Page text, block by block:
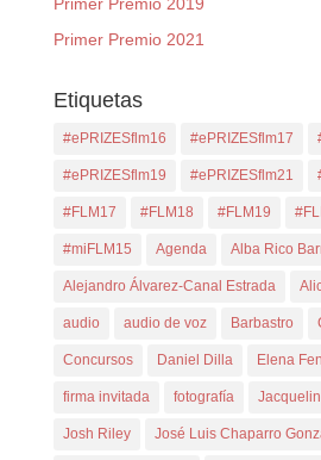
Primer Premio 2021
Etiquetas
#ePRIZESflm16 #ePRIZESflm17
#ePRIZESflm19 #ePRIZESflm21
#FLM17 #FLM18 #FLM19
#miFLM15 Agenda Alba Rico
Alejandro Álvarez-Canal Estrada
audio audio de voz Barbastro
Concursos Daniel Dilla Elena
firma invitada fotografía
Josh Riley José Luis Chaparro